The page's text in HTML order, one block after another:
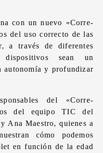
con un nuevo «Corre-
del uso correcto de las
a través de diferentes
dispositivos sean un
autonomía y profundizar
del «Corre-
del equipo TIC del
Ana Maestro, quienes a
cómo podemos
en función de la edad